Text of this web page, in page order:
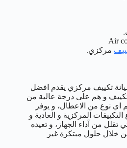
Air
مركزي.
تكييف مركزي يقدم افضل
و هم على درجة عالية من
اي نوع من الاعطال، و يوفر
المركزية و العادية و
من آداء الجهاز، و تعيده
خلال حلول مبتكرة غير